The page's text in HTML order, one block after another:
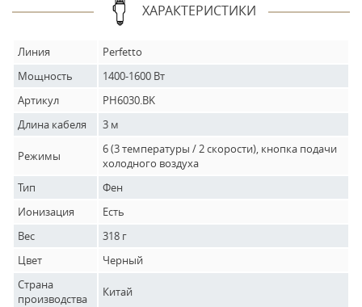
ХАРАКТЕРИСТИКИ
Линия
Perfetto
Мощность
1400-1600 Вт
Артикул
PH6030.BK
Длина кабеля
3 м
Режимы
6 (3 температуры / 2 скорости), кнопка подачи
холодного воздуха
Тип
Фен
Ионизация
Есть
Вес
318 г
Цвет
Черный
Страна
производства
Китай